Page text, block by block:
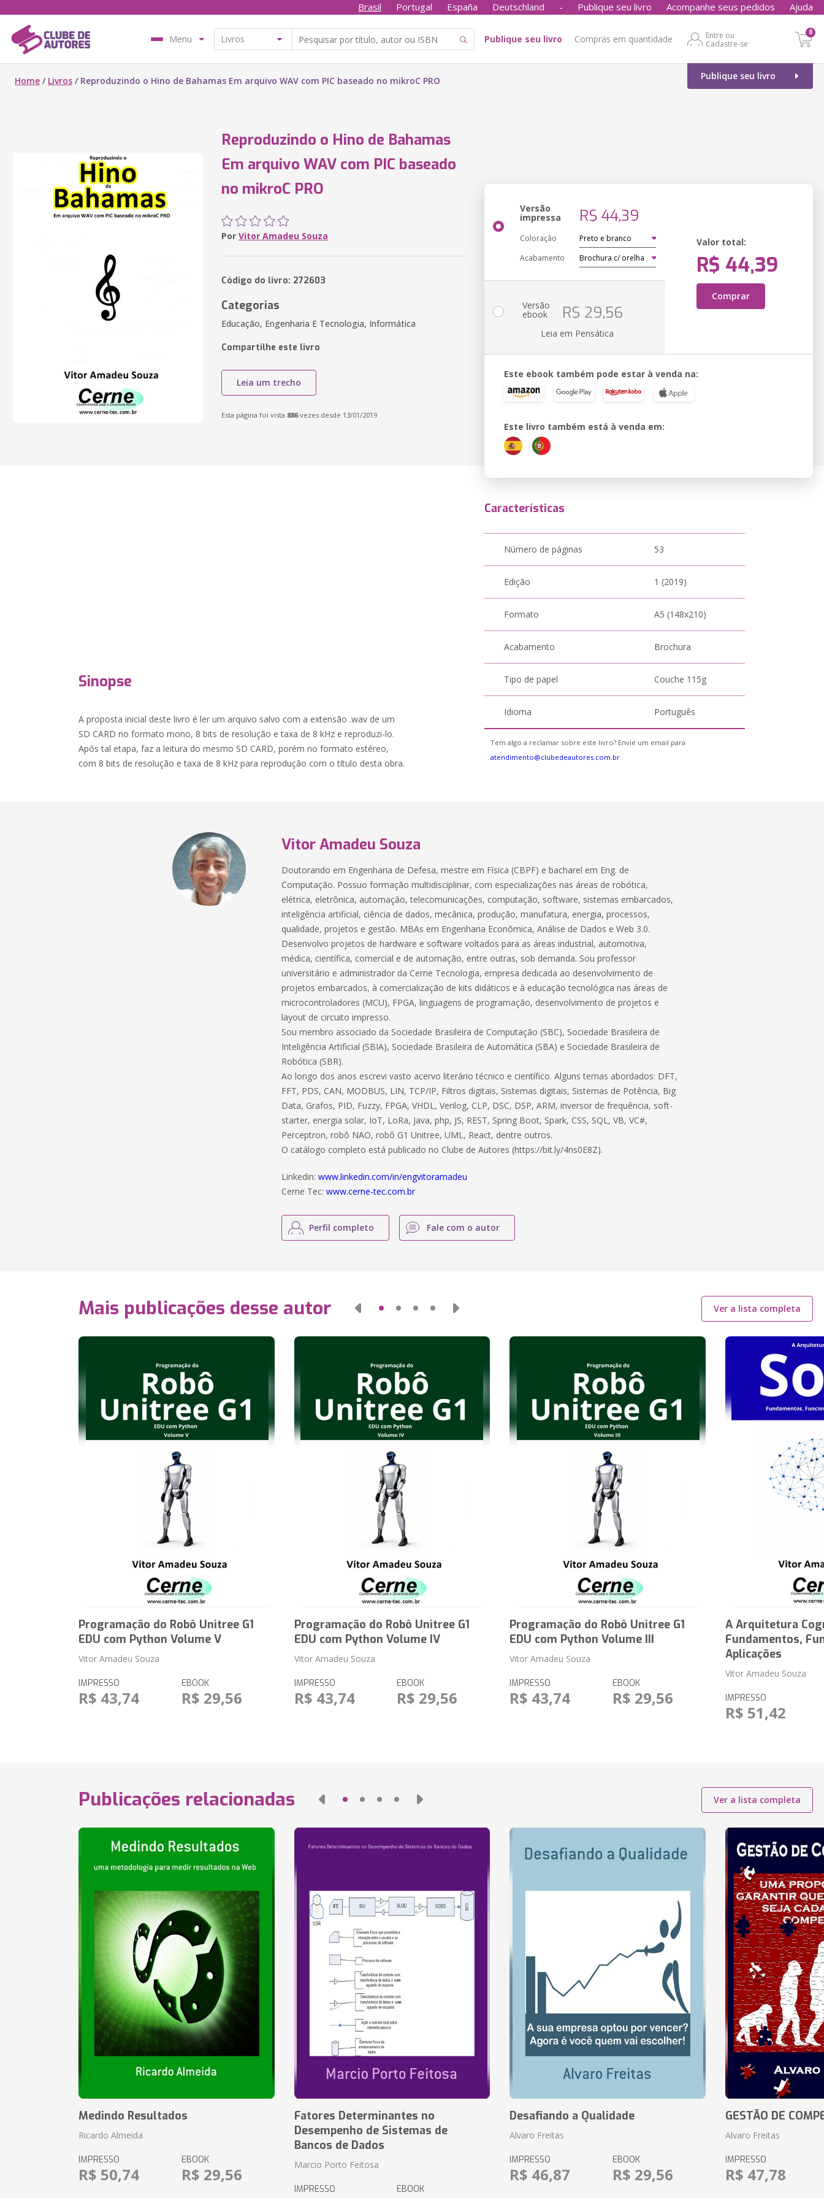
Brasil Portugal España Deutschland - Publique seu livro Acompanhe seus pedidos Ajuda
Menu Publique seu livro Compras em quantidade
Entre ou
Cadastre-se
0
Publique seu livro
Home / Livros / Reproduzindo o Hino de Bahamas Em arquivo WAV com PIC baseado no mikroC PRO
Reproduzindo o Hino de Bahamas
Em arquivo WAV com PIC baseado
no mikroC PRO
Por Vitor Amadeu Souza
Código do livro: 272603
Categorias
Educação, Engenharia E Tecnologia, Informática
Compartilhe este livro
Leia um trecho
Esta página foi vista 886vezes desde 13/01/2019
Versão
impressa R$ 44,39
Coloração
Acabamento
Valor total:
R$ 44,39
Comprar
Versão
ebook R$ 29,56
Leia em Pensática
Este ebook também pode estar à venda na:
Este livro também está à venda em:
Sinopse
A proposta inicial deste livro é ler um arquivo salvo com a extensão .wav de um
SD CARD no formato mono, 8 bits de resolução e taxa de 8 kHz e reproduzi-lo.
Após tal etapa, faz a leitura do mesmo SD CARD, porém no formato estéreo,
com 8 bits de resolução e taxa de 8 kHz para reprodução com o título desta obra.
Características
Número de páginas 53
Edição 1 (2019)
Formato A5 (148x210)
Acabamento Brochura
Tipo de papel Couche 115g
Idioma Português
Tem algo a reclamar sobre este livro? Envie um email para
atendimento@clubedeautores.com.br
Vitor Amadeu Souza
Doutorando em Engenharia de Defesa, mestre em Física (CBPF) e bacharel em Eng. de
Computação. Possuo formação multidisciplinar, com especializações nas áreas de robótica,
elétrica, eletrônica, automação, telecomunicações, computação, software, sistemas embarcados,
inteligência artificial, ciência de dados, mecânica, produção, manufatura, energia, processos,
qualidade, projetos e gestão. MBAs em Engenharia Econômica, Análise de Dados e Web 3.0.
Desenvolvo projetos de hardware e software voltados para as áreas industrial, automotiva,
médica, científica, comercial e de automação, entre outras, sob demanda. Sou professor
universitário e administrador da Cerne Tecnologia, empresa dedicada ao desenvolvimento de
projetos embarcados, à comercialização de kits didáticos e à educação tecnológica nas áreas de
microcontroladores (MCU), FPGA, linguagens de programação, desenvolvimento de projetos e
layout de circuito impresso.
Sou membro associado da Sociedade Brasileira de Computação (SBC), Sociedade Brasileira de
Inteligência Artificial (SBIA), Sociedade Brasileira de Automática (SBA) e Sociedade Brasileira de
Robótica (SBR).
Ao longo dos anos escrevi vasto acervo literário técnico e científico. Alguns temas abordados: DFT,
FFT, PDS, CAN, MODBUS, LIN, TCP/IP, Filtros digitais, Sistemas digitais, Sistemas de Potência, Big
Data, Grafos, PID, Fuzzy, FPGA, VHDL, Verilog, CLP, DSC, DSP, ARM, inversor de frequência, soft-
starter, energia solar, IoT, LoRa, Java, php, JS, REST, Spring Boot, Spark, CSS, SQL, VB, VC#,
Perceptron, robô NAO, robô G1 Unitree, UML, React, dentre outros.
O catálogo completo está publicado no Clube de Autores (https://bit.ly/4ns0E8Z).
Linkedin:www.linkedin.com/in/engvitoramadeu
Cerne Tec:www.cerne-tec.com.br
Perfil completo Fale com o autor
Mais publicações desse autor Ver a lista completa
Programação do Robô Unitree G1
EDU com Python Volume V
Vitor Amadeu Souza
IMPRESSO
R$ 43,74
EBOOK
R$ 29,56
Programação do Robô Unitree G1
EDU com Python Volume IV
Vitor Amadeu Souza
IMPRESSO
R$ 43,74
EBOOK
R$ 29,56
Programação do Robô Unitree G1
EDU com Python Volume III
Vitor Amadeu Souza
IMPRESSO
R$ 43,74
EBOOK
R$ 29,56
A Arquitetura
Fundamentos,
Aplicações
Vitor Amadeu Souza
IMPRESSO
R$ 51,42
Publicações relacionadas Ver a lista completa
Medindo Resultados
Ricardo Almeida
IMPRESSO
R$ 50,74
EBOOK
R$ 29,56
Fatores Determinantes no
Desempenho de Sistemas de
Bancos de Dados
Marcio Porto Feitosa
IMPRESSO EBOOK
Desafiando a Qualidade
Alvaro Freitas
IMPRESSO
R$ 46,87
EBOOK
R$ 29,56
GESTÃO DE
Alvaro Freitas
IMPRESSO
R$ 47,78